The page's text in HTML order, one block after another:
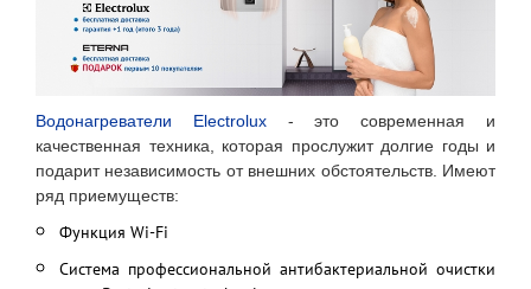
Водонагреватели Electrolux- это современная и
качественная техника, которая прослужит долгие годы и
подарит независимость от внешних обстоятельств. Имеют
ряд приемуществ:
Функция Wi-Fi
Система профессиональной антибактериальной очистки